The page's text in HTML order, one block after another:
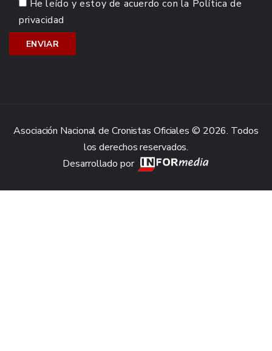
He leído y estoy de acuerdo con la Política de
privacidad
Asociación Nacional de Cronistas Oficiales © 2026. Todos
los derechos reservados.
Desarrollado por